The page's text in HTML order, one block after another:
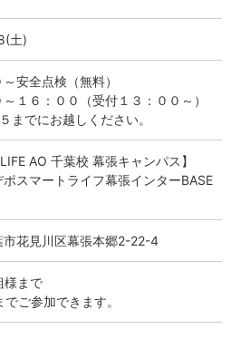
土)
安全点検（無料）
～１６：００（受付１３：００～）
までにお越しください。
LIFE AO 千葉校 幕張キャンパス】
ポスマートライフ幕張インターBASE
市花見川区幕張本郷2-22-4
様まで
ご参加できます。